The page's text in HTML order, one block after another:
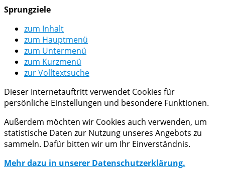
Sprungziele
zum Inhalt
zum Hauptmenü
zum Untermenü
zum Kurzmenü
zur Volltextsuche
Dieser Internetauftritt verwendet Cookies für
persönliche Einstellungen und besondere Funktionen.
Außerdem möchten wir Cookies auch verwenden, um
statistische Daten zur Nutzung unseres Angebots zu
sammeln. Dafür bitten wir um Ihr Einverständnis.
Mehr dazu in unserer Datenschutzerklärung.